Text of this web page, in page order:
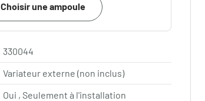
Choisir une ampoule
330044
Variateur externe (non inclus)
Oui , Seulement à l'installation